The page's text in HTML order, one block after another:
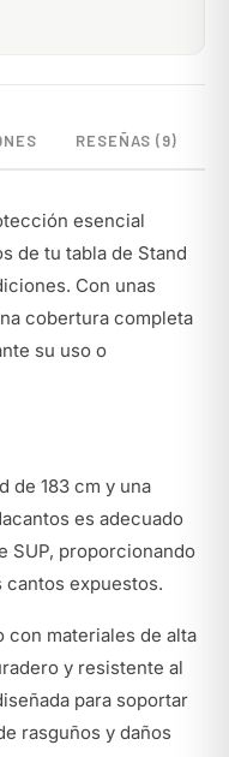
RESEÑAS (9)
esencial
de tu tabla de Stand
Con unas
cobertura completa
su uso o
de 183 cm y una
es adecuado
SUP, proporcionando
expuestos.
con materiales de alta
y resistente al
para soportar
rasguños y daños